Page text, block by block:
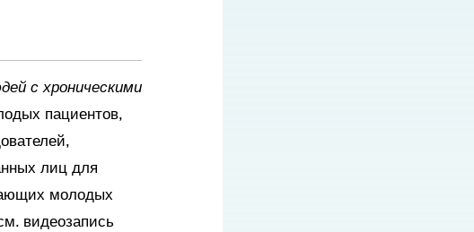
с хроническими
пациентов,
лиц для
молодых
видеозапись